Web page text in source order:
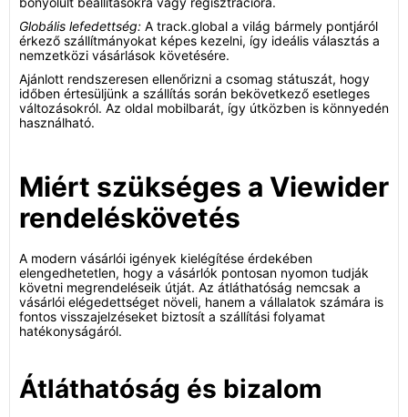
Globális lefedettség: A track.global a világ bármely pontjáról
érkező szállítmányokat képes kezelni, így ideális választás a
nemzetközi vásárlások követésére.
Ajánlott rendszeresen ellenőrizni a csomag státuszát, hogy
időben értesüljünk a szállítás során bekövetkező esetleges
változásokról. Az oldal mobilbarát, így útközben is könnyedén
használható.
Miért szükséges a Viewider
rendeléskövetés
A modern vásárlói igények kielégítése érdekében
elengedhetetlen, hogy a vásárlók pontosan nyomon tudják
követni megrendeléseik útját. Az átláthatóság nemcsak a
vásárlói elégedettséget növeli, hanem a vállalatok számára is
fontos visszajelzéseket biztosít a szállítási folyamat
hatékonyságáról.
Átláthatóság és bizalom